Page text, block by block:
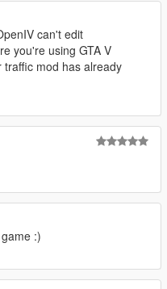
can't edit
you're using GTA V
mod has already
:)